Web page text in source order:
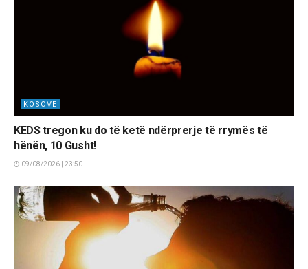
KOSOVË
KEDS tregon ku do të ketë ndërprerje të rrymës të
hënën, 10 Gusht!
09/08/2026 | 23:50